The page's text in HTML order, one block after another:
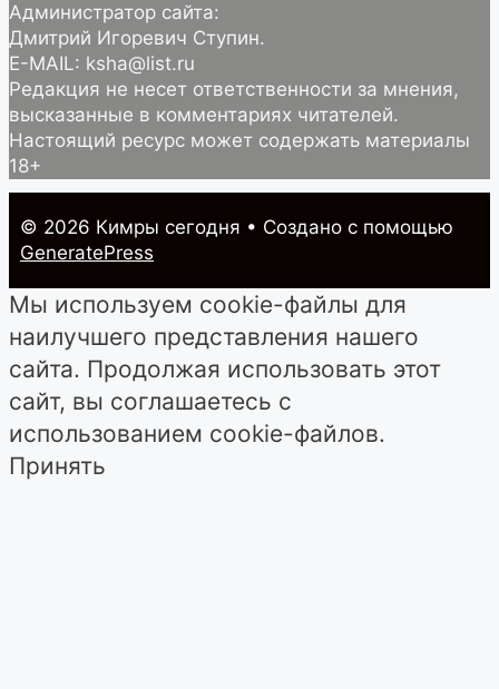
Администратор сайта:
Дмитрий Игоревич Ступин.
E-MAIL: ksha@list.ru
Редакция не несет ответственности за мнения,
высказанные в комментариях читателей.
Настоящий ресурс может содержать материалы
18+
© 2026 Кимры cегодня • Создано с помощью
GeneratePress
Мы используем cookie-файлы для
наилучшего представления нашего
сайта. Продолжая использовать этот
сайт, вы соглашаетесь с
использованием cookie-файлов.
Принять